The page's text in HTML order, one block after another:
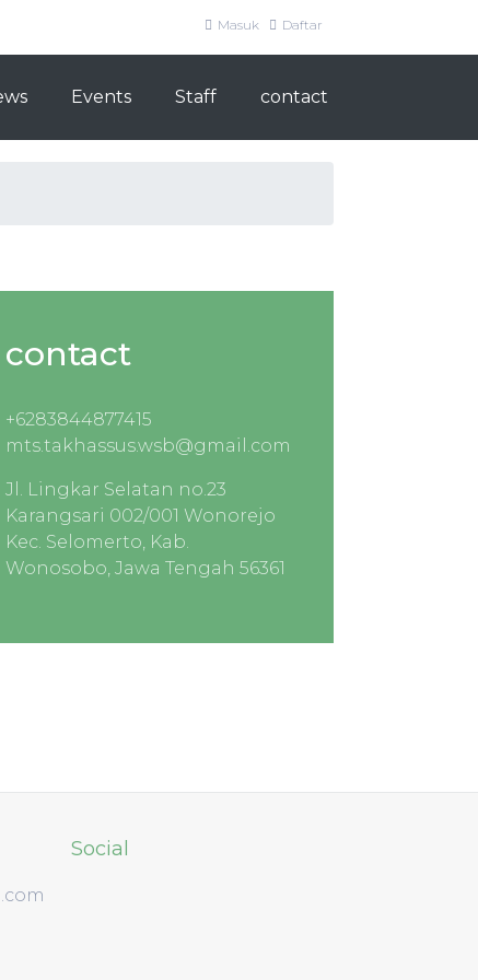
Masuk Daftar
Events Staff contact
contact
+6283844877415
mts.takhassus.wsb@gmail.com
Jl. Lingkar Selatan no.23
Karangsari 002/001 Wonorejo
Kec. Selomerto, Kab.
Wonosobo, Jawa Tengah 56361
Social